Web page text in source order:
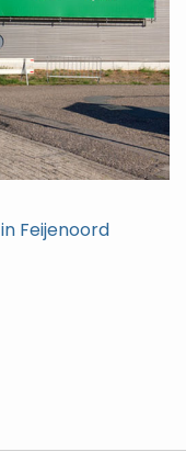
Feijenoord